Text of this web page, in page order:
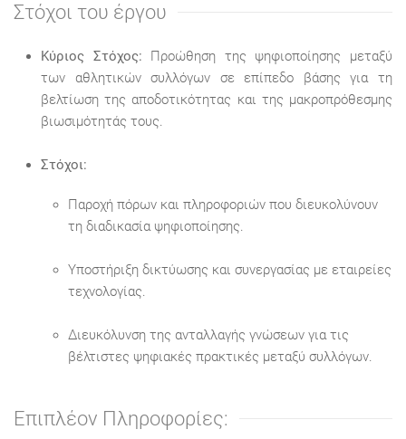
Στόχοι του έργου
Κύριος Στόχος: Προώθηση της ψηφιοποίησης μεταξύ
των αθλητικών συλλόγων σε επίπεδο βάσης για τη
βελτίωση της αποδοτικότητας και της μακροπρόθεσμης
βιωσιμότητάς τους.
Στόχοι:
Παροχή πόρων και πληροφοριών που διευκολύνουν
τη διαδικασία ψηφιοποίησης.
Υποστήριξη δικτύωσης και συνεργασίας με εταιρείες
τεχνολογίας.
Διευκόλυνση της ανταλλαγής γνώσεων για τις
βέλτιστες ψηφιακές πρακτικές μεταξύ συλλόγων.
Επιπλέον Πληροφορίες: